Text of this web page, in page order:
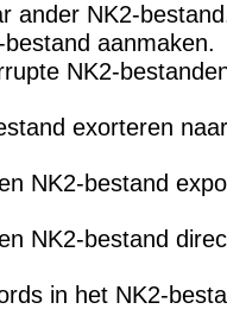
ander NK2-
aanmaken.
NK2-
exorteren
NK2-bestand
NK2-bestand
in het NK2-